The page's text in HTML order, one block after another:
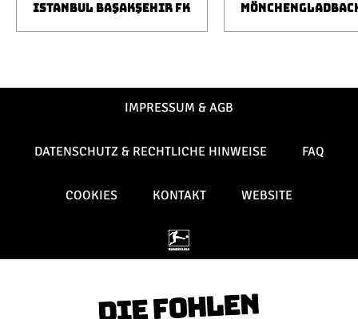
ISTANBUL BAŞAKŞEHIR FK
IMPRESSUM & AGB
DATENSCHUTZ & RECHTLICHE HINWEISE FAQ
COOKIES KONTAKT WEBSITE